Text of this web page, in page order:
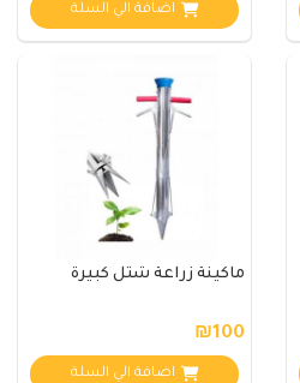
اضافة الي السلة
ماكينة زراعة شتل كبيرة
₪100
اضافة الي السلة